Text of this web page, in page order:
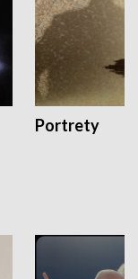
Portrety